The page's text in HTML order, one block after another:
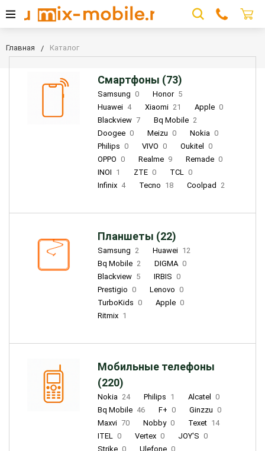
Главная Каталог
Смартфоны (73)
Samsung 0 Honor 5
Huawei 4 Xiaomi 21 Apple 0
Blackview 7 Bq Mobile 2
Doogee 0 Meizu 0 Nokia 0
Philips 0 VIVO 0 Oukitel
0
OPPO 0 Realme 9 Remade 0
INOI 1 ZTE 0 TCL 0
Infinix 4 Tecno 18 Coolpad 2
Планшеты (22)
Samsung 2 Huawei 12
Bq Mobile 2 DIGMA 0
Blackview 5 IRBIS 0
Prestigio 0 Lenovo 0
TurboKids 0 Apple 0
Ritmix 1
Мобильные телефоны
(220)
Nokia 24 Philips 1 Alcatel
0
Bq Mobile 46 F+ 0 Ginzzu 0
Maxvi 70 Nobby 0 Texet 14
ITEL 0 Vertex 0 JOY'S 0
Strike 0 Ulefone 0